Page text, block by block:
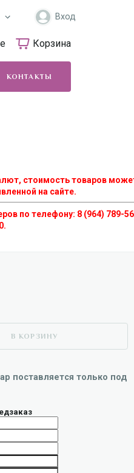
Вход
Корзина
КОНТАКТЫ
стоимость товаров
на сайте.
по телефону: 8 (964) 789-
В КОРЗИНУ
поставляется только под